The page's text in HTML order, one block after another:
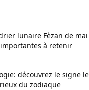
lunaire Fèzan de mai
à retenir
découvrez le signe
du zodiaque